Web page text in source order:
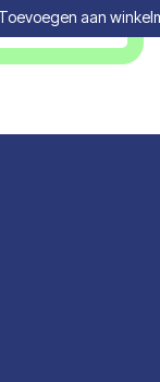
Compare
Toevoegen aan